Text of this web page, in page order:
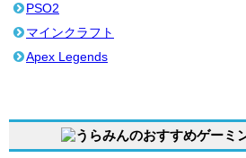
PSO2
マインクラフト
Apex Legends